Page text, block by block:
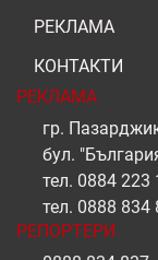
РЕКЛАМА
КОНТАКТИ
РЕКЛАМА
гр.
бул.
тел. 0884 223
тел. 0888 834
РЕПОРТЕРИ